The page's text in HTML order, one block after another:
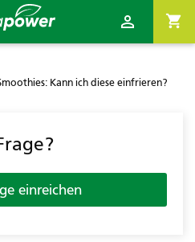
shopping_cart

Kann ich diese einfrieren?
einreichen